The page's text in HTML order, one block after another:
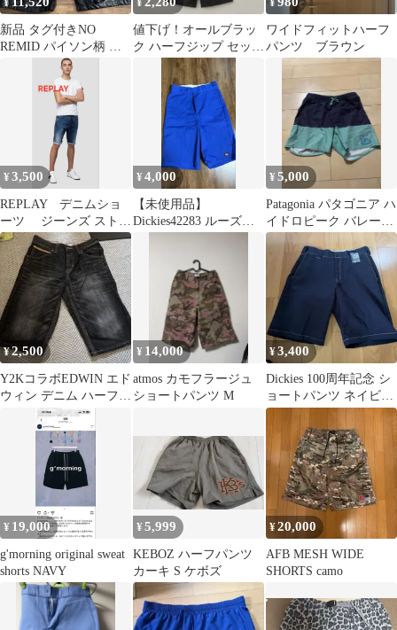
¥
新品 タグ付きNO
REMID パイソン柄 シ
ョートパンツ
¥
値下げ！オールブラッ
ク ハーフジップ セット
¥
ワイドフィットハーフ
パンツ ブラウン
¥3,500
REPLAY デニムショ
ーツ ジーンズ ストレ
ッチ ハーフパンツ
¥4,000
【未使用品】
Dickies42283 ルーズフ
¥5,000
Patagonia パタゴニア ハ
イドロピーク バレーシ
ョーツ S
¥2,500
Y2KコラボEDWIN エド
ウィン デニム ハーフパ
ンツ ショートパンツ
¥ 14,000
atmos カモフラージュ
ショートパンツ M
¥3,400
Dickies 100周年記念 シ
ョートパンツ ネイビー
32
¥ 19,000
g'morning original sweat
shorts NAVY
¥5,999
KEBOZ ハーフパンツ
カーキ S ケボズ
¥20,000
AFB MESH WIDE
SHORTS camo